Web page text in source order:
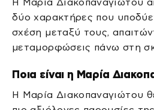
δύο χαρακτήρες που
σχέση μεταξύ τους,
μεταμορφώσεις πάνω στη
Ποια είναι η Μαρία
Η Μαρία Διακοπαναγιώτου